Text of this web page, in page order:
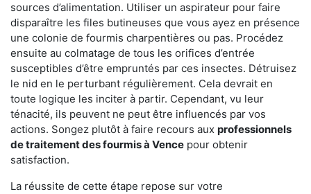
sources d’alimentation. Utiliser un aspirateur pour faire
disparaître les files butineuses que vous ayez en présence
une colonie de fourmis charpentières ou pas. Procédez
ensuite au colmatage de tous les orifices d’entrée
susceptibles d’être empruntés par ces insectes. Détruisez
le nid en le perturbant régulièrement. Cela devrait en
toute logique les inciter à partir. Cependant, vu leur
ténacité, ils peuvent ne peut être influencés par vos
actions. Songez plutôt à faire recours aux professionnels
de traitement des fourmis à Vence pour obtenir
satisfaction.
La réussite de cette étape repose sur votre